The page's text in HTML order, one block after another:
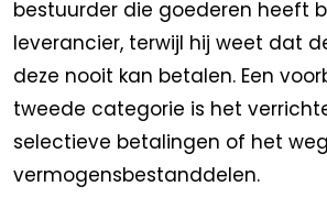
bestuurder die goederen heeft
leverancier, terwijl hij weet dat
deze nooit kan betalen. Een
tweede categorie is het
selectieve betalingen of het
vermogensbestanddelen.